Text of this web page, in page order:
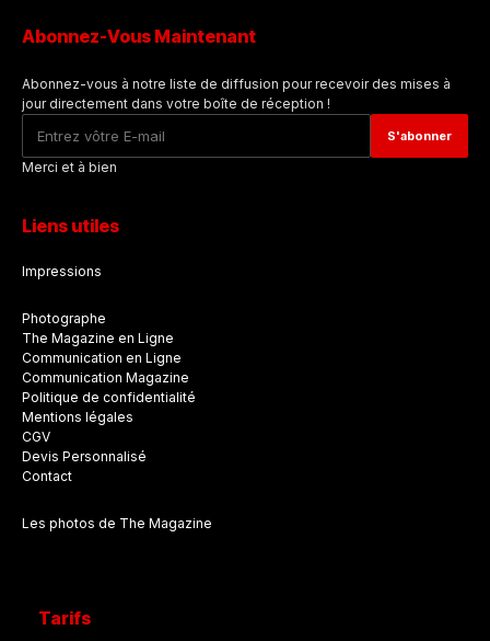
Abonnez-Vous Maintenant
Abonnez-vous à notre liste de diffusion pour recevoir des mises à
jour directement dans votre boîte de réception !
Merci et à bien
Liens utiles
Impressions
Photographe
The Magazine en Ligne
Communication en Ligne
Communication Magazine
Politique de confidentialité
Mentions légales
CGV
Devis Personnalisé
Contact
Les photos de The Magazine
Tarifs